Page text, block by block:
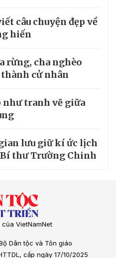
câu chuyện đẹp về
hiến
rừng, cha nghèo
cử nhân
như tranh vẽ giữa
lưu giữ kí ức lịch
Bí thư Trường Chinh
VietNamNet
Dân tộc và Tôn giáo
cấp ngày 17/10/2025